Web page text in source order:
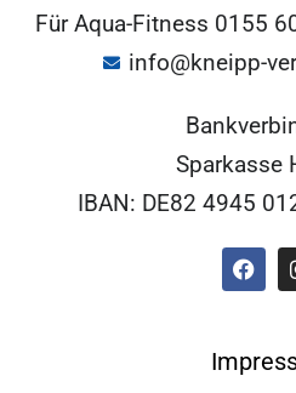
Für Aqua-Fitness 0155
info@kneipp-
Sparkasse
IBAN: DE82 4945